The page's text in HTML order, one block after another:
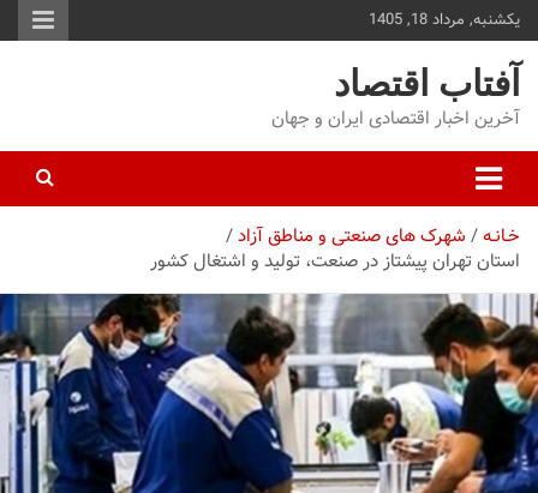
یکشنبه, مرداد 18, 1405
آفتاب اقتصاد
آخرین اخبار اقتصادی ایران و جهان
خـانـه شهرک های صنعتی و مناطق آزاد
استان تهران پیشتاز در صنعت، تولید و اشتغال کشور